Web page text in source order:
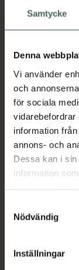
Samtycke
Denna
Vi använder
och
för sociala
vidarebefordrar
information
annons- och
Dessa kan i
information
samlat in när
återkalla ditt
lagligheten av
Nödvändig
Inställningar
Vitargos
produkten
i
tillsatser
eller ditt
EAN: